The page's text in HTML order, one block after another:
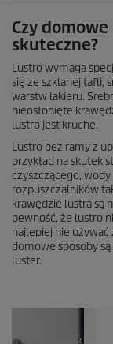
Czy
skuteczne?
Lustro wymaga
się ze szklanej tafli,
warstw lakieru.
nieosłonięte
lustro jest kruche.
Lustro bez ramy z
przykład na skutek
czyszczącego,
rozpuszczalników
krawędzie lustra są
pewność, że lustro
najlepiej nie używać
domowe sposoby
luster.